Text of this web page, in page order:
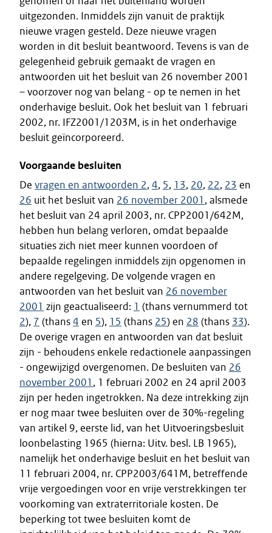
uitgezonden. Inmiddels zijn vanuit de praktijk
nieuwe vragen gesteld. Deze nieuwe vragen
worden in dit besluit beantwoord. Tevens is van de
gelegenheid gebruik gemaakt de vragen en
antwoorden uit het besluit van 26 november 2001
– voorzover nog van belang - op te nemen in het
onderhavige besluit. Ook het besluit van 1 februari
2002, nr. IFZ2001/1203M, is in het onderhavige
besluit geïncorporeerd.
Voorgaande besluiten
De vragen en antwoorden 2, 4, 5, 13, 20, 22, 23 en
26 uit het besluit van 26 november 2001 , alsmede
het besluit van 24 april 2003, nr. CPP2001/642M,
hebben hun belang verloren, omdat bepaalde
situaties zich niet meer kunnen voordoen of
bepaalde regelingen inmiddels zijn opgenomen in
andere regelgeving. De volgende vragen en
antwoorden van het besluit van 26 november
2001 zijn geactualiseerd: 1 (thans vernummerd tot
2), 7 (thans 4 en 5), 15 (thans 25) en 28 (thans 33).
De overige vragen en antwoorden van dat besluit
zijn - behoudens enkele redactionele aanpassingen
- ongewijzigd overgenomen. De besluiten van 26
november 2001 , 1 februari 2002 en 24 april 2003
zijn per heden ingetrokken. Na deze intrekking zijn
er nog maar twee besluiten over de 30%-regeling
van artikel 9, eerste lid, van het Uitvoeringsbesluit
loonbelasting 1965 (hierna: Uitv. besl. LB 1965),
namelijk het onderhavige besluit en het besluit van
11 februari 2004, nr. CPP2003/641M, betreffende
vrije vergoedingen voor en vrije verstrekkingen ter
voorkoming van extraterritoriale kosten. De
beperking tot twee besluiten komt de